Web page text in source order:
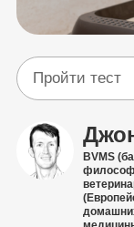
Пройти тест
BVMS